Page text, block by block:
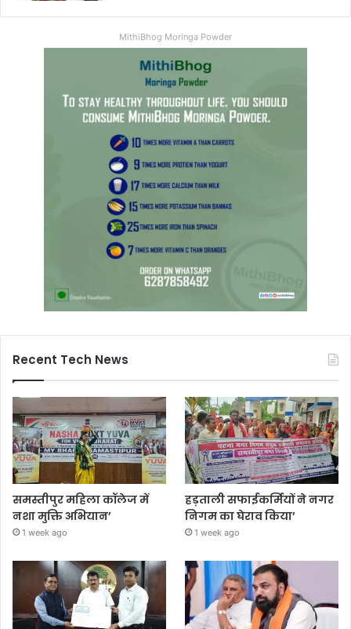
MithiBhog Moringa Powder
Recent Tech News
समस्तीपुर महिला कॉलेज में
नशा मुक्ति अभियान’
1 week ago
हड़ताली सफाईकर्मियों ने नगर
निगम का घेराव किया’
1 week ago